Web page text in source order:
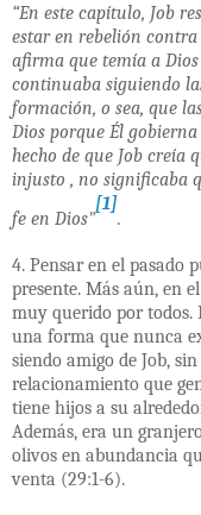
“En este capítulo, Job
estar en rebelión contra
afirma que temía a
continuaba siguiendo
formación, o sea, que
Dios porque Él
hecho de que Job creía
injusto , no significaba
fe en Dios"
[1]
.
4. Pensar en el pasado
presente. Más aún, en
muy querido por todos.
una forma que nunca
siendo amigo de Job,
relacionamiento que
tiene hijos a su
Además, era un
olivos en abundancia
venta (29:1-6).